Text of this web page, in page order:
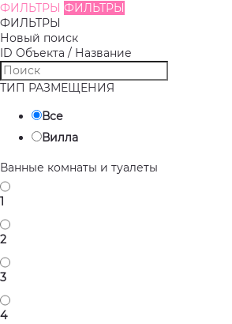
ФИЛЬТРЫ ФИЛЬТРЫ
ФИЛЬТРЫ
Новый поиск
ID Объекта / Название
ТИП РАЗМЕЩЕНИЯ
Все
Вилла
Ванные комнаты и туалеты
1
2
3
4